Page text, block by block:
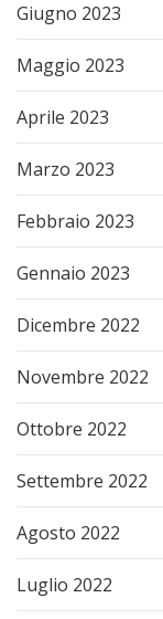
Giugno 2023
Maggio 2023
Aprile 2023
Marzo 2023
Febbraio 2023
Gennaio 2023
Dicembre 2022
Novembre 2022
Ottobre 2022
Settembre 2022
Agosto 2022
Luglio 2022